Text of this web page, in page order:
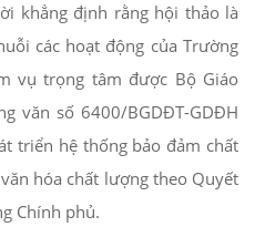
khẳng định rằng hội thảo là
các hoạt động của Trường
vụ trọng tâm được Bộ Giáo
văn số 6400/BGDĐT-GDĐH
triển hệ thống bảo đảm chất
hóa chất lượng theo Quyết
Chính phủ.